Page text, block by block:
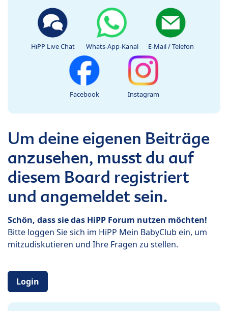
HiPP Live Chat Whats-App-Kanal E-Mail / Telefon
Facebook Instagram
Um deine eigenen Beiträge
anzusehen, musst du auf
diesem Board registriert
und angemeldet sein.
Schön, dass sie das HiPP Forum nutzen möchten!
Bitte loggen Sie sich im HiPP Mein BabyClub ein, um
mitzudiskutieren und Ihre Fragen zu stellen.
Login